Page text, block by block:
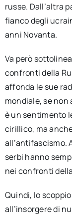
russe. Dall’altra
fianco degli
anni Novanta.
Va però
confronti della
affonda le sue
mondiale, se non
è un sentimento
cirillico, ma
all’antifascismo.
serbi hanno
nei confronti
Quindi, lo
all’insorgere di